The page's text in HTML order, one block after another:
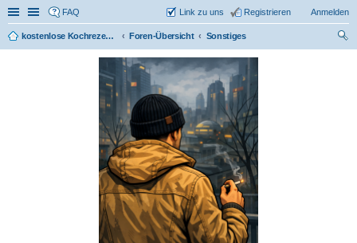
Schnellzugriff
Linkliste
FAQ Anmelden
Registrieren
Link zu uns
kostenlose Kochrezepte und kostenlose Kochbücher Foren-Übersicht
Sonstiges